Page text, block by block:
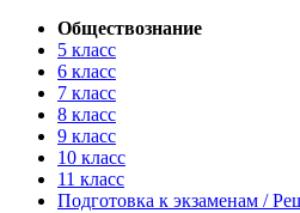
Обществознание
5 класс
6 класс
7 класс
8 класс
9 класс
10 класс
11 класс
Подготовка к экзаменам /